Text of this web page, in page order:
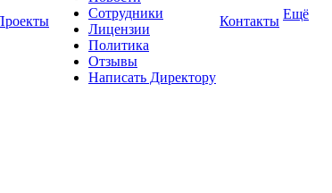
Сотрудники
Лицензии
Политика
Отзывы
Написать Директору
Контакты Ещё